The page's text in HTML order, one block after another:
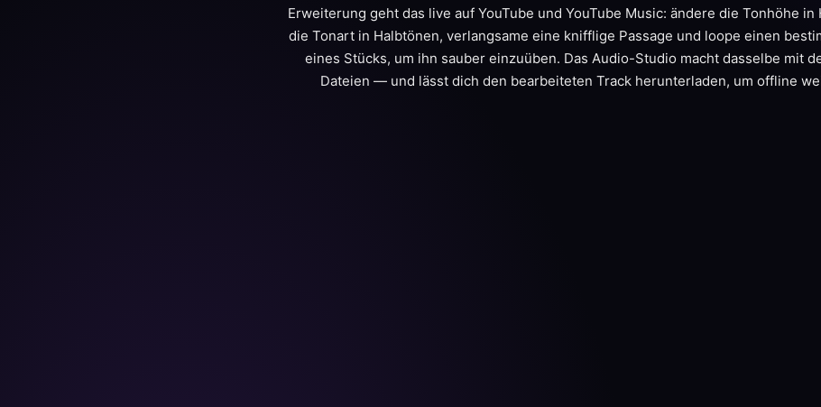
Erweiterung geht das live auf YouTube und YouTube Music: ändere die Tonhöhe in
die Tonart in Halbtönen, verlangsame eine knifflige Passage und loope einen
eines Stücks, um ihn sauber einzuüben. Das Audio-Studio macht dasselbe mit
Dateien — und lässt dich den bearbeiteten Track herunterladen, um offline